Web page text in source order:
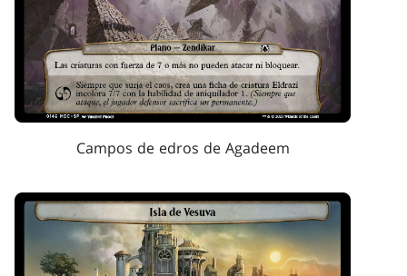
Campos de edros de Agadeem